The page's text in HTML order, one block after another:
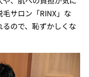
サロン「RINX」な
ので、恥ずかしくな